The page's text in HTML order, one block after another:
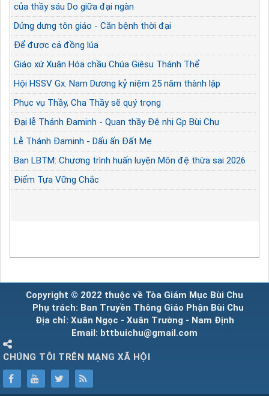
của thầy sáu Do giữa đại ngàn
Dửng dưng tôn giáo - Căn bệnh thời đại
Để được cả đồng lúa
Giáo xứ Xuân Hóa chầu Chúa Giêsu Thánh Thể
Hội HSSV Gx. Nam Dương kỷ niệm 25 năm thành lập
Phục vụ Thầy, Cha Thầy sẽ quý trọng
Đại lễ Thánh Đaminh - Quan thầy Đệ nhị Gp Bùi Chu
Lễ Thánh Đaminh - Dấu ấn Đất Mẹ
Ban LBTM: Chương trình huấn luyện Môn đệ thừa sai 2026
Điểm Tựa Vững Chắc
Copyright © 2022 thuộc về Tòa Giám Mục Bùi Chu
Phụ trách: Ban Truyền Thông Giáo Phận Bùi Chu
Địa chỉ: Xuân Ngọc - Xuân Trường - Nam Định
Email: bttbuichu@gmail.com
CHÚNG TÔI TRÊN MẠNG XÃ HỘI